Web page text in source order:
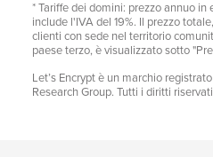
* Tariffe dei domini: prezzo annuo
include l'IVA del 19%. Il prezzo
clienti con sede nel territorio
paese terzo, è visualizzato sotto
Let’s Encrypt è un marchio
Research Group. Tutti i diritti